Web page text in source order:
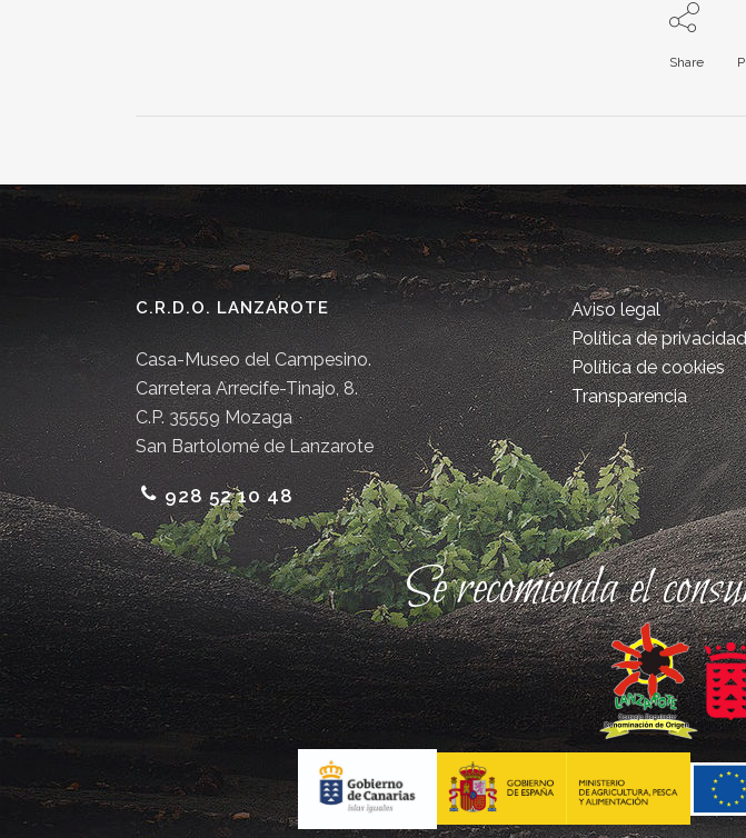
Share
C.R.D.O. LANZAROTE
Casa-Museo del Campesino.
Carretera Arrecife-Tinajo, 8.
C.P. 35559 Mozaga
San Bartolomé de Lanzarote
928 52 10 48
Aviso legal
Política de privacidad
Política de cookies
Transparencia
Se recomienda el